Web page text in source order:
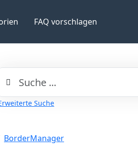
FAQ vorschlagen
Suche
BorderManager